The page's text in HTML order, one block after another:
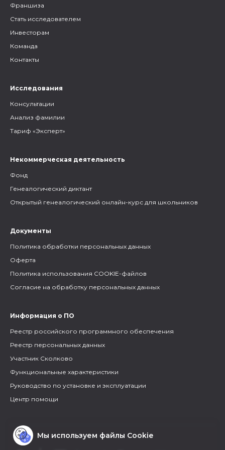
Франшиза
Стать исследователем
Инвесторам
Команда
Контакты
Исследования
Консультации
Анализ фамилии
Тариф «Эксперт»
Некоммерческая деятельность
Фонд
Генеалогический диктант
Открытый генеалогический онлайн-курс для школьников
Документы
Политика обработки персональных данных
Оферта
Политика использования COOKIE-файлов
Согласие на обработку персональных данных
Информация о ПО
Реестр российского программного обеспечения
Реестр персональных данных
Участник Сколково
Функциональные характеристики
Руководство по установке и эксплуатации
Центр помощи
Мы используем файлы Cookie